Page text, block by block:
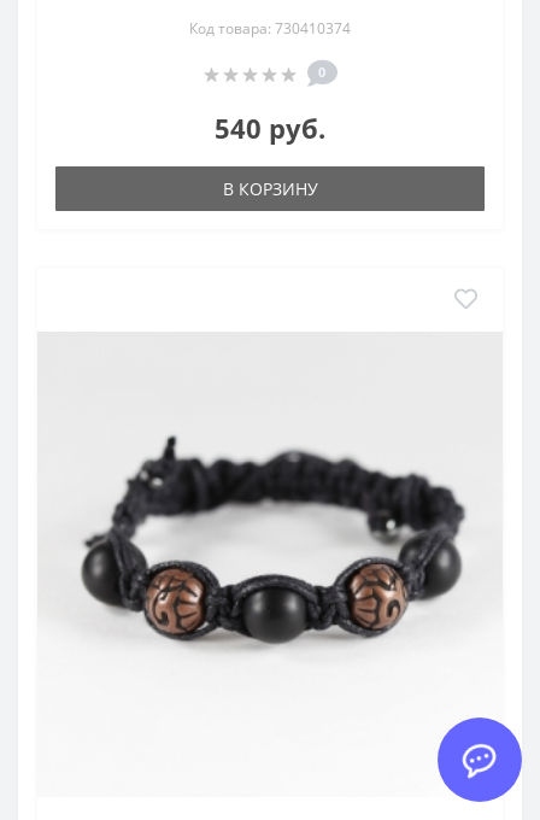
Код товара: 730410374
0
540 руб.
В КОРЗИНУ